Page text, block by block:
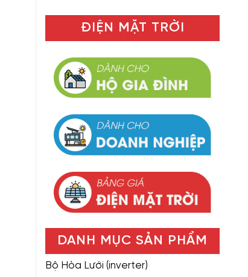
ĐIỆN MẶT TRỜI
DANH MỤC SẢN PHẨM
Bộ Hòa Lưới (inverter)